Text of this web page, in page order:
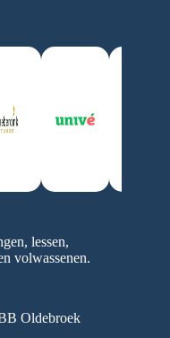
lessen,
volwassenen.
Oldebroek